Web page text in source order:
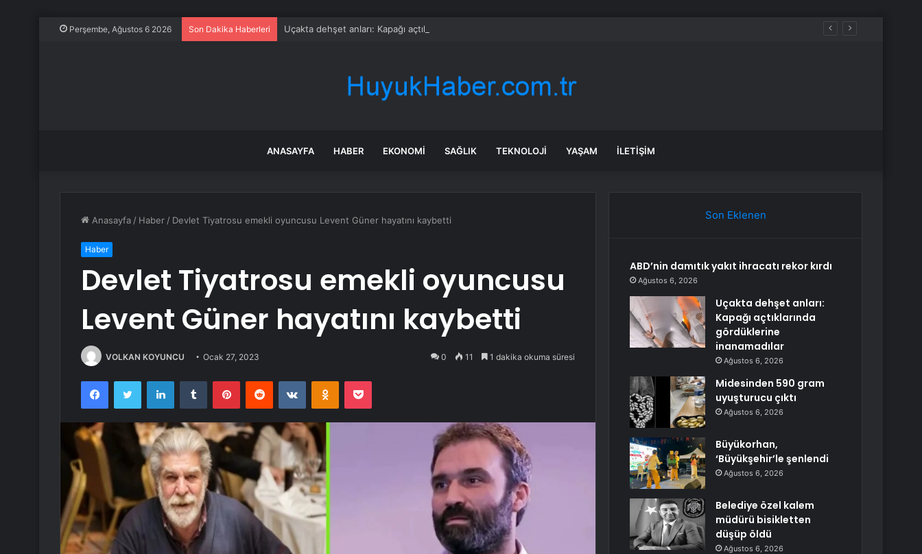
Perşembe, Ağustos 6 2026 Son Dakika Haberleri Uçakta dehşet anları: Kapağı açtıklarında gördüklerine inanamadılar
ANASAYFA HABER EKONOMI SAĞLIK TEKNOLOJI YAŞAM İLETIŞIM
Anasayfa / Haber / Devlet Tiyatrosu emekli oyuncusu Levent Güner hayatını kaybetti
Haber
Devlet Tiyatrosu emekli oyuncusu
Levent Güner hayatını kaybetti
VOLKAN KOYUNCU Ocak 27, 2023 0 11 1 dakika okuma süresi
FacebookTwitter LinkedInTumblr PinterestReddit VKontakteOdnoklassniki
Pocket
Son Eklenen
ABD’nin damıtık yakıt ihracatı rekor kırdı
Ağustos 6, 2026
Uçakta dehşet anları:
Kapağı açtıklarında
gördüklerine
inanamadılar
Ağustos 6, 2026
Midesinden 590 gram
uyuşturucu çıktı
Ağustos 6, 2026
Büyükorhan,
‘Büyükşehir’le şenlendi
Ağustos 6, 2026
Belediye özel kalem
müdürü bisikletten
düşüp öldü
Ağustos 6, 2026